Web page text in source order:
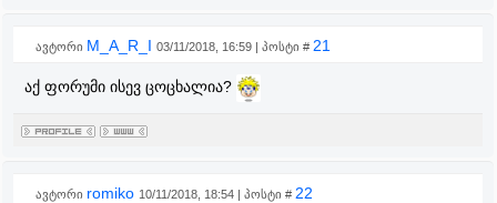
ავტორი M_A_R_I 03/11/2018, 16:59 | პოსტი # 21
აქ ფორუმი ისევ ცოცხალია?
ავტორი romiko 10/11/2018, 18:54 | პოსტი # 22